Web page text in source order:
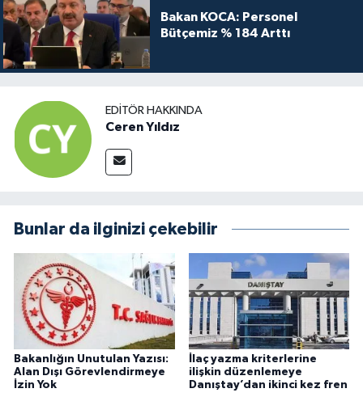
Bakan KOCA: Personel
Bütçemiz % 184 Arttı
EDITÖR HAKKINDA
Ceren Yıldız
Bunlar da ilginizi çekebilir
Bakanlığın Unutulan Yazısı:
Alan Dışı Görevlendirmeye
İzin Yok
İlaç yazma kriterlerine
ilişkin düzenlemeye
Danıştay’dan ikinci kez fren